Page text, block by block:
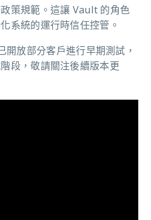
策規範。這讓 Vault 的角色
系統的運行時信任控管。
放部分客戶進行早期測試，
段，敬請關注後續版本更